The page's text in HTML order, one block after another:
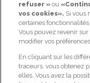
Santé : optimiser mes
remboursements santé
dynamiser mon
refuser »ou
vos cookies». Si vous
certaines
Vous pouvez revenir
modifier vos
En cliquant sur les
traceurs, vous obtenez
elles. Vous avez la